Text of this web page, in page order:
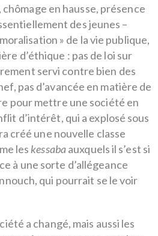
chômage en hausse, présence
des jeunes –
» de la vie publique,
d’éthique : pas de loi sur
servi contre bien des
pas d’avancée en matière de
pour mettre une société en
d’intérêt, qui a explosé sous
créé une nouvelle classe
les kessabaauxquels il s’est si
à une sorte d’allégeance
qui pourrait se le voir
a changé, mais aussi les